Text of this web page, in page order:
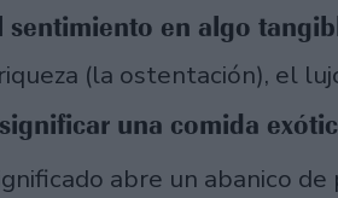
sentimiento en algo
(la ostentación), el
una comida
abre un abanico